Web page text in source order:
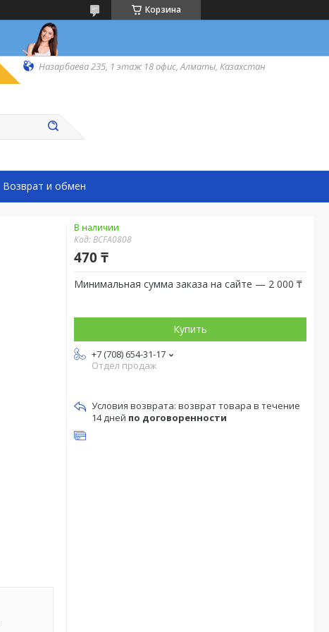
Корзина
Назарбаева 235, 1 этаж 18 офис, Алматы, Казахстан
Возврат и обмен
В наличии
Код:BCFA0808
470 ₸
Минимальная сумма заказа на сайте — 2 000 ₸
Купить
+7 (708) 654-31-17
Отдел продаж
возврат товара в течение
14 дней по договоренности